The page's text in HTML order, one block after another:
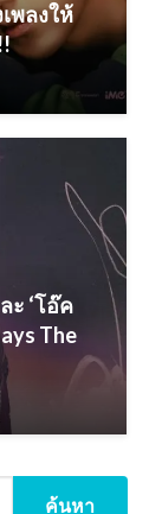
พลงให้
ะ ‘โอ๊ค
The